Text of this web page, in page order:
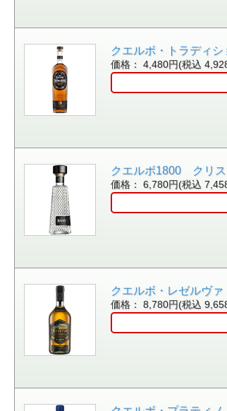
クエルボ・トラディ
価格： 4,480円(税込
クエルボ1800 クリ
価格： 6,780円(税込
クエルボ・レゼルヴ
価格： 8,780円(税込